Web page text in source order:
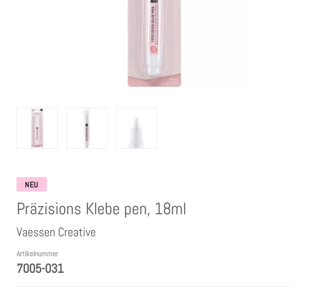
Embossing Pulver WOW
Kartendeko Embellishments
Präge-, Universal- Maskierschablonen
Papiere
Bänder & Garn
NEU
Präzisions Klebe pen, 18ml
Vaessen Creative
Artikelnummer
7005-031